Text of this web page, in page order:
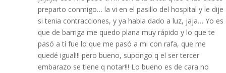
preparto conmigo… la vi en el pasillo del hospital y le dije
si tenia contracciones, y ya habia dado a luz, jaja… Yo es
que de barriga me quedo plana muy rápido y lo que te
pasó a tí fue lo que me pasó a mi con rafa, que me
quedé igual!!! pero bueno, supongo q el ser tercer
embarazo se tiene q notar!!! Lo bueno es de cara no